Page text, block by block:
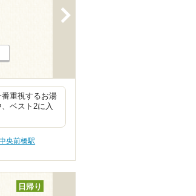
重視するお湯
ベスト2に入
央前橋駅
日帰り